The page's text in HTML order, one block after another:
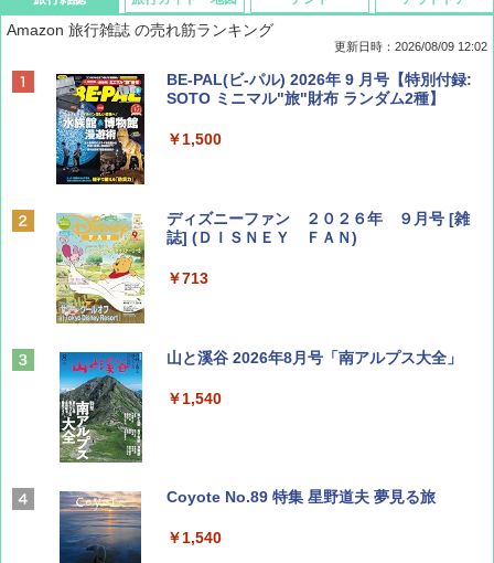
Amazon 旅行雑誌 の売れ筋ランキング
更新日時：2026/08/09 12:02
BE-PAL(ビ-パル) 2026年 9 月号【特別付録:
SOTO ミニマル"旅"財布 ランダム2種】
￥1,500
ディズニーファン ２０２６年 ９月号 [雑
誌] (ＤＩＳＮＥＹ ＦＡＮ)
￥713
山と溪谷 2026年8月号「南アルプス大全」
￥1,540
Coyote No.89 特集 星野道夫 夢見る旅
￥1,540